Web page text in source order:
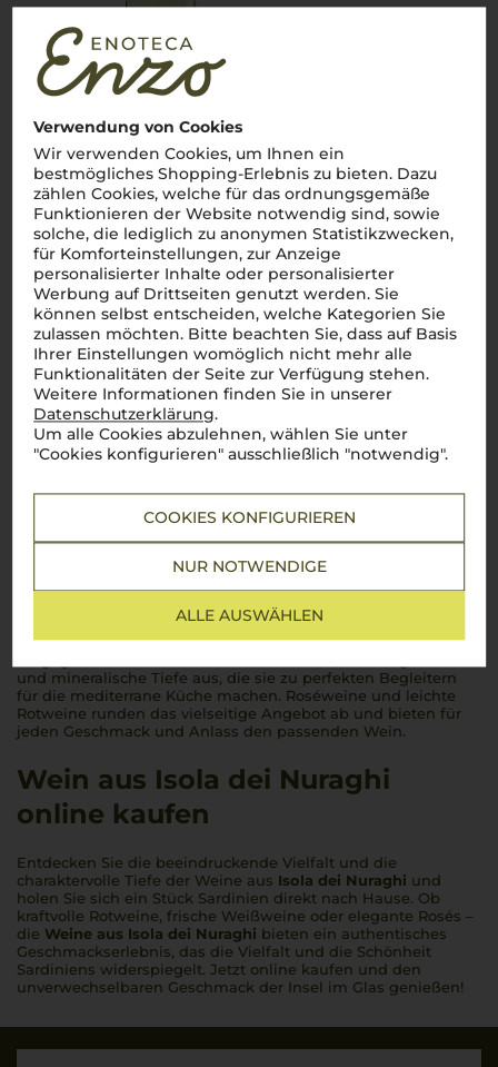
Verwendung von Cookies
Wir verwenden Cookies, um Ihnen ein
bestmögliches Shopping-Erlebnis zu bieten. Dazu
zählen Cookies, welche für das ordnungsgemäße
Funktionieren der Website notwendig sind, sowie
solche, die lediglich zu anonymen Statistikzwecken,
für Komforteinstellungen, zur Anzeige
personalisierter Inhalte oder personalisierter
Werbung auf Drittseiten genutzt werden. Sie
können selbst entscheiden, welche Kategorien Sie
zulassen möchten. Bitte beachten Sie, dass auf Basis
Ihrer Einstellungen womöglich nicht mehr alle
Funktionalitäten der Seite zur Verfügung stehen.
Weitere Informationen finden Sie in unserer
Datenschutzerklärung.
Um alle Cookies abzulehnen, wählen Sie unter
"Cookies konfigurieren" ausschließlich "notwendig".
COOKIES KONFIGURIEREN
NUR NOTWENDIGE
ALLE AUSWÄHLEN
Lebensmittel­angaben
Weine aus Isola dei Nuraghi –
Kreativität und Tradition im
Einklang
Isola dei Nuraghiist ein wahres Paradies für
experimentierfreudige Winzer, die die Freiheit haben, eine
Vielzahl von Rebsorten zu verwenden. Zu den typischen
Rebsorten der Region gehören autochthone Trauben wie
intensiven Aromen und ihre Fähigkeit, die sardische
Landschaft widerzuspiegeln, geschätzt werden. Darüber
Weinen eine zusätzliche Dimension und moderne Note
verleihen.
Isola dei Nuraghisind oft kraftvoll und
strukturiert, mit Noten von dunklen Früchten, mediterranen
Kräutern und einer angenehmen Würze. Die Weißweine
und mineralische Tiefe aus, die sie zu perfekten Begleitern
für die mediterrane Küche machen. Roséweine und leichte
Rotweine runden das vielseitige Angebot ab und bieten für
jeden Geschmack und Anlass den passenden Wein.
Wein aus Isola dei Nuraghi
online kaufen
Entdecken Sie die beeindruckende Vielfalt und die
charaktervolle Tiefe der Weine aus Isola dei Nuraghi und
holen Sie sich ein Stück Sardinien direkt nach Hause. Ob
kraftvolle Rotweine, frische Weißweine oder elegante Rosés –
die Weine aus Isola dei Nuraghi bieten ein authentisches
Geschmackserlebnis, das die Vielfalt und die Schönheit
Sardiniens widerspiegelt. Jetzt online kaufen und den
unverwechselbaren Geschmack der Insel im Glas genießen!